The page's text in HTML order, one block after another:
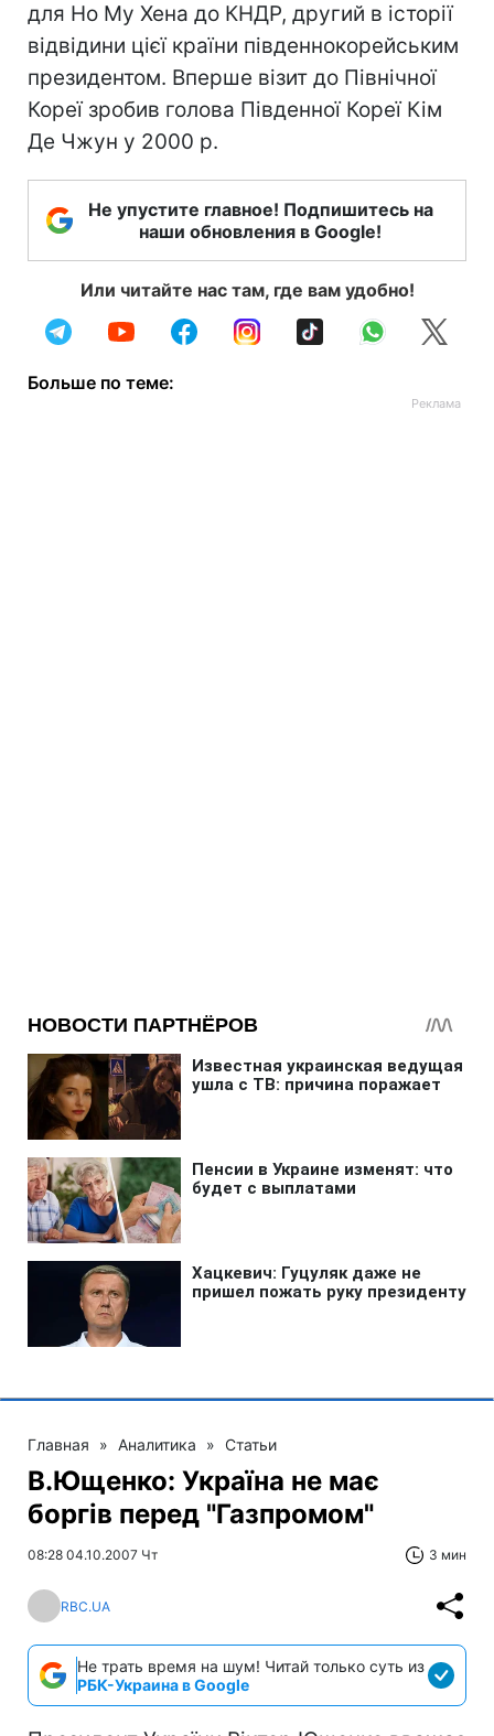
для Но Му Хена до КНДР, другий в історії
відвідини цієї країни південнокорейським
президентом. Вперше візит до Північної
Кореї зробив голова Південної Кореї Кім
Де Чжун у 2000 р.
Не упустите главное! Подпишитесь на
наши обновления в Google!
Или читайте нас там, где вам удобно!
Больше по теме:
Главная » Аналитика » Статьи
В.Ющенко: Україна не має
боргів перед "Газпромом"
08:28 04.10.2007 Чт 3 мин
RBC.UA
Не трать время на шум! Читай только суть из
РБК-Украина в Google